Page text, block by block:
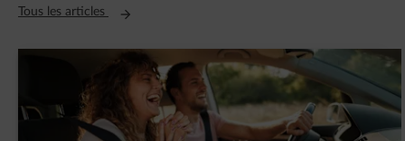
Tous les articles Ouvre un nouvel onglet